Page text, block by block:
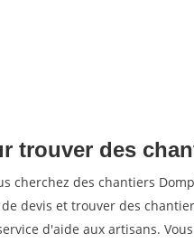
trouver des
cherchez des chantiers
devis et trouver des
d'aide aux artisans.